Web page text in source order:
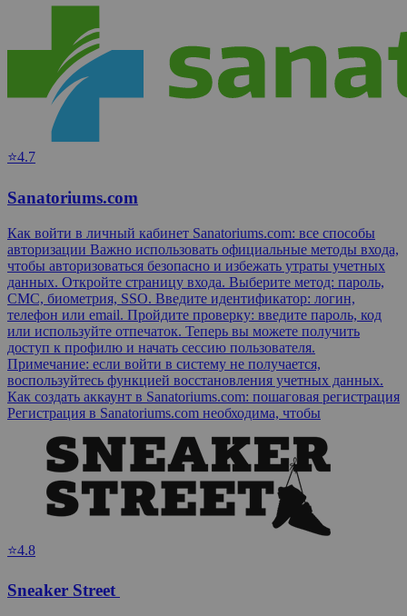
⭐4.7
Sanatoriums.com
Как войти в личный кабинет Sanatoriums.com: все способы
авторизации Важно использовать официальные методы входа,
чтобы авторизоваться безопасно и избежать утраты учетных
данных. Откройте страницу входа. Выберите метод: пароль,
СМС, биометрия, SSO. Введите идентификатор: логин,
телефон или email. Пройдите проверку: введите пароль, код
или используйте отпечаток. Теперь вы можете получить
доступ к профилю и начать сессию пользователя.
Примечание: если войти в систему не получается,
воспользуйтесь функцией восстановления учетных данных.
Как создать аккаунт в Sanatoriums.com: пошаговая регистрация
Регистрация в Sanatoriums.com необходима, чтобы
⭐4.8
Sneaker Street